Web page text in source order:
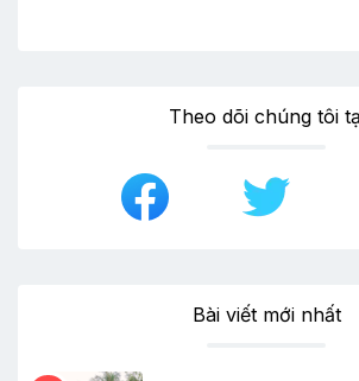
Theo dõi chúng tôi
Bài viết mới nhất